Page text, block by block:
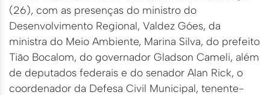
(26), com as presenças do ministro do
Desenvolvimento Regional, Valdez Góes, da
ministra do Meio Ambiente, Marina Silva, do prefeito
Tião Bocalom, do governador Gladson Cameli, além
de deputados federais e do senador Alan Rick, o
coordenador da Defesa Civil Municipal, tenente-